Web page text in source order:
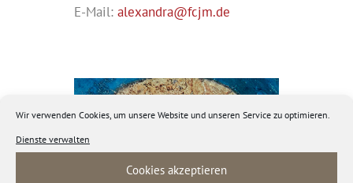
Wir verwenden Cookies, um unsere Website und unseren Service zu optimieren.
Dienste verwalten
Cookies akzeptieren
E-Mail: alexandra@fcjm.de